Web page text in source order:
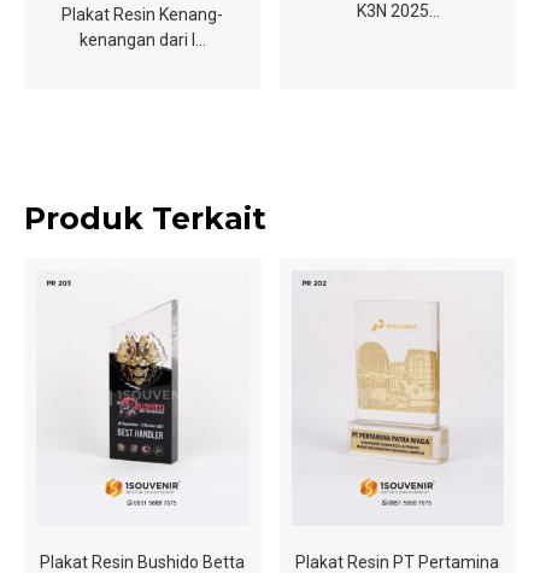
Plakat Resin Kenang-
kenangan dari I…
K3N 2025…
Produk Terkait
Plakat Resin Bushido Betta
Plakat Resin PT Pertamina